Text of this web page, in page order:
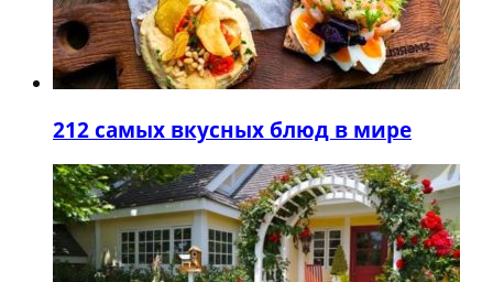
212 самых вкусных блюд в мире